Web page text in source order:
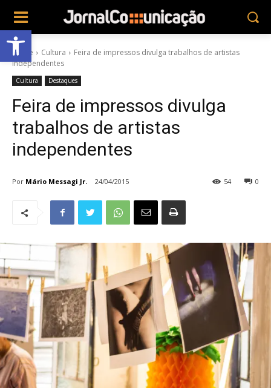
Abrir a barra de ferramentas
Home Cultura
Feira de impressos divulga trabalhos de artistas
independentes
Cultura Destaques
Feira de impressos divulga
trabalhos de artistas
independentes
Por Mário Messagi Jr. 24/04/2015 0
54